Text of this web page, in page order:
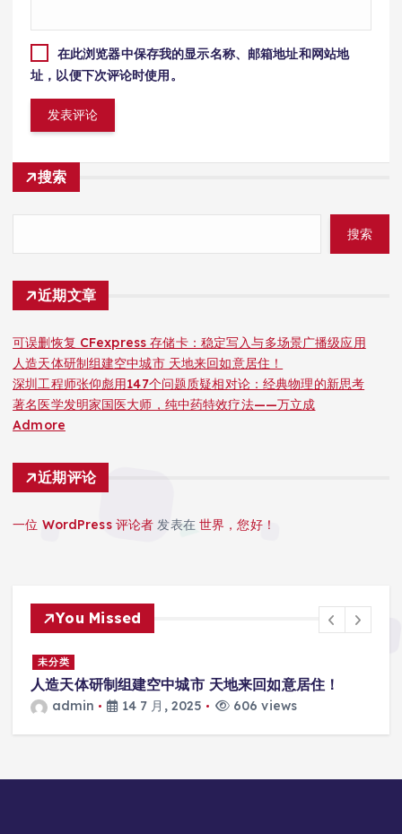
在此浏览器中保存我的显示名称、邮箱地址和网站地
址，以便下次评论时使用。
搜索
搜索
近期文章
可误删恢复 CFexpress 存储卡：稳定写入与多场景广播级应用
人造天体研制组建空中城市 天地来回如意居住！
深圳工程师张仰彪用147个问题质疑相对论：经典物理的新思考
著名医学发明家国医大师，纯中药特效疗法——万立成
Admore
近期评论
一位 WordPress 评论者 发表在世界，您好！
You Missed
未分类
人造天体研制组建空中城市 天地来回如意居住！
admin 14 7 月, 2025 606 views